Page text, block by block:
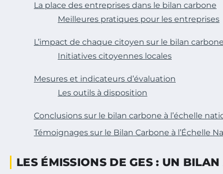
La place des entreprises dans le bilan carbone
Meilleures pratiques pour les entreprises
L’impact de chaque citoyen sur le bilan
Initiatives citoyennes locales
Mesures et indicateurs d’évaluation
Les outils à disposition
Conclusions sur le bilan carbone à l’échelle
Témoignages sur le Bilan Carbone à l’Échelle
LES ÉMISSIONS DE GES : UN